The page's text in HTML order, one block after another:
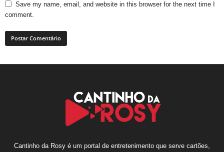
Save my name, email, and website in this browser for the next time I
comment.
Cantinho da Rosy é um portal de entretenimento que serve cartões,